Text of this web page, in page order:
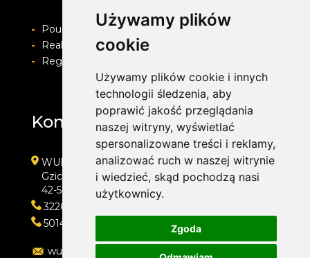
Używamy plików
cookie
Używamy plików cookie i innych
technologii śledzenia, aby
poprawić jakość przeglądania
naszej witryny, wyświetlać
spersonalizowane treści i reklamy,
analizować ruch w naszej witrynie
i wiedzieć, skąd pochodzą nasi
użytkownicy.
Zgoda
-
Pouczenie o prawie do odstapienia od umowy
-
Realizacja zamówienia i formy płatności
-
Regulamin i Polityka prywatności
Kontakt
WULKAN-TOP Serwis Samochodowy
Gzichowska 108
42-504 Będzin
322692033
501410313
wulkan-top@wp.pl